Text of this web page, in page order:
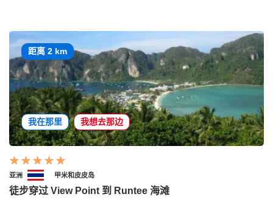
距离 2 km
我在那里 我想去那边
亚洲 甲米和皮皮岛
徒步穿过 View Point 到 Runtee 海滩